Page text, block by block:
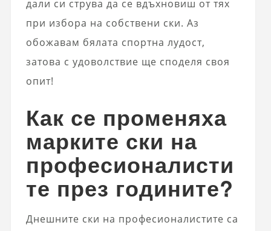
дали си струва да се вдъхновиш от тях
при избора на собствени ски. Аз
обожавам бялата спортна лудост,
затова с удоволствие ще споделя своя
опит!
Как се променяха
марките ски на
професионалисти
те през годините?
Днешните ски на професионалистите са